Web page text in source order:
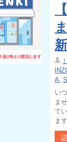
A
い
ま
て
ま